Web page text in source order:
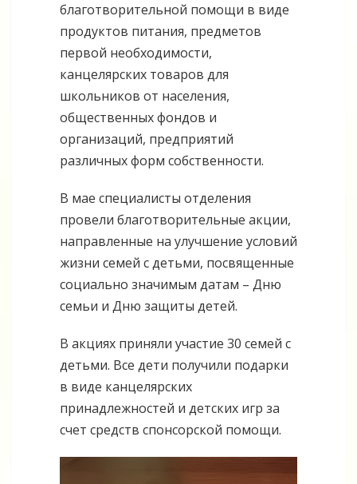
благотворительной помощи в виде
продуктов питания, предметов
первой необходимости,
канцелярских товаров для
школьников от населения,
общественных фондов и
организаций, предприятий
различных форм собственности.
В мае специалисты отделения
провели благотворительные акции,
направленные на улучшение условий
жизни семей с детьми, посвященные
социально значимым датам – Дню
семьи и Дню защиты детей.
В акциях приняли участие 30 семей с
детьми. Все дети получили подарки
в виде канцелярских
принадлежностей и детских игр за
счет средств спонсорской помощи.